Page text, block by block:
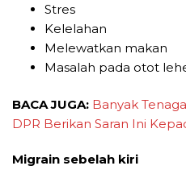
Stres
Kelelahan
Melewatkan makan
Masalah pada otot
BACA JUGA: Banyak
DPR Berikan Saran Ini
Migrain sebelah kiri